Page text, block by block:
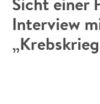
Interview